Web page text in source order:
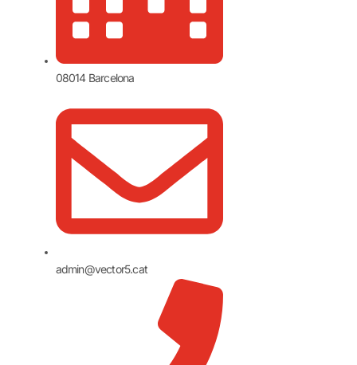
08014 Barcelona
admin@vector5.cat